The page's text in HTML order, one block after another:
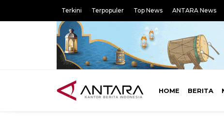
Terkini Terpopuler Top News ANTARA News
HOME BERITA